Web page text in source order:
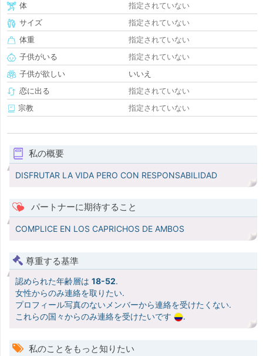
体
指定されていない
サイズ
指定されていない
体重
指定されていない
子供がいる
指定されていない
子供が欲しい
いいえ
恋に出る
指定されていない
宗教
指定されていない
私の概要
DISFRUTAR LA VIDA PERO CON RESPONSABILIDAD
パートナーに期待すること
COMPLICE EN LOS CAPRICHOS DE AMBOS
尊重する基準
認められた年齢層は 18-52.
女性からのみ連絡を取りたい.
プロフィール写真のないメンバーから連絡を受けたくない.
これらの国々からのみ連絡を受けたいです
.
私のことをもっと知りたい